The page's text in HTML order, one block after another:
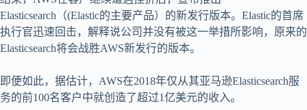
Elasticsearch（(Elastic的主要产品）的新发行版本。Elastic的首席
执行官迅速回击，解释说公司并没有被这一举措所影响，原来的
Elasticsearch将会战胜AWS新发行的版本。
即便如此，据估计，AWS在2018年仅从其亚马逊Elasticsearch服
务的前100名客户中就创造了超过1亿美元的收入。